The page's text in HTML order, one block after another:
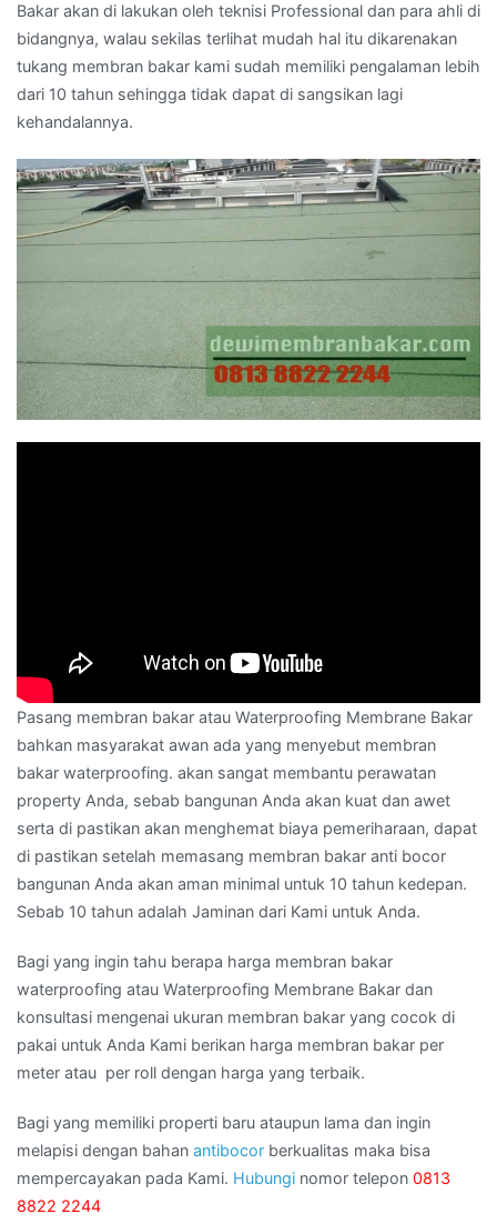
Bakar akan di lakukan oleh teknisi Professional dan para ahli di
bidangnya, walau sekilas terlihat mudah hal itu dikarenakan
tukang membran bakar kami sudah memiliki pengalaman lebih
dari 10 tahun sehingga tidak dapat di sangsikan lagi
kehandalannya.
Pasang membran bakar atau Waterproofing Membrane Bakar
bahkan masyarakat awan ada yang menyebut membran
bakar waterproofing. akan sangat membantu perawatan
property Anda, sebab bangunan Anda akan kuat dan awet
serta di pastikan akan menghemat biaya pemeriharaan, dapat
di pastikan setelah memasang membran bakar anti bocor
bangunan Anda akan aman minimal untuk 10 tahun kedepan.
Sebab 10 tahun adalah Jaminan dari Kami untuk Anda.
Bagi yang ingin tahu berapa harga membran bakar
waterproofing atau Waterproofing Membrane Bakar dan
konsultasi mengenai ukuran membran bakar yang cocok di
pakai untuk Anda Kami berikan harga membran bakar per
meter atau per roll dengan harga yang terbaik.
Bagi yang memiliki properti baru ataupun lama dan ingin
melapisi dengan bahan antibocor berkualitas maka bisa
mempercayakan pada Kami. Hubungi nomor telepon 0813
8822 2244